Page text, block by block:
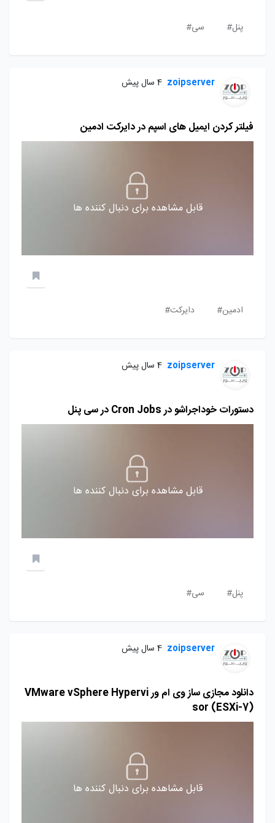
پنل# سی#
zoipserver 4 سال پیش
فیلتر کردن ایمیل های اسپم در دایرکت ادمین
قابل مشاهده برای دنبال کننده ها
ادمین# دایرکت#
zoipserver 4 سال پیش
دستورات خوداجراشو در Cron Jobs در سی پنل
قابل مشاهده برای دنبال کننده ها
پنل# سی#
zoipserver 4 سال پیش
دانلود مجازی ساز وی ام ور VMware vSphere Hypervi
sor (ESXi-7)
قابل مشاهده برای دنبال کننده ها